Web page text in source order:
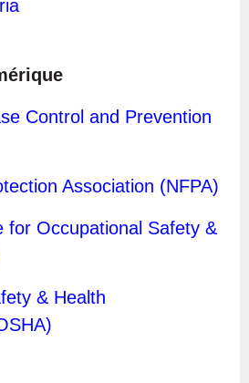
Control and Prevention
Association (NFPA)
for Occupational Safety &
& Health